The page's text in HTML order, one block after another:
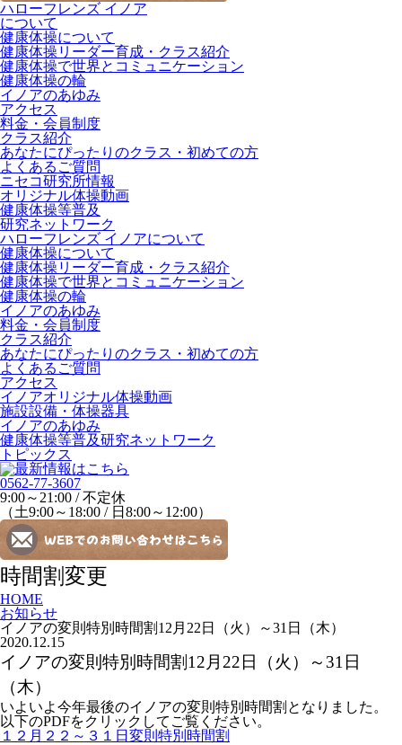
ハローフレンズ イノア
について
健康体操について
健康体操リーダー育成・クラス紹介
健康体操で世界とコミュニケーション
健康体操の輪
イノアのあゆみ
アクセス
料金・会員制度
クラス紹介
あなたにぴったりのクラス・初めての方
よくあるご質問
ニセコ研究所情報
オリジナル体操動画
健康体操等普及
研究ネットワーク
ハローフレンズ イノアについて
健康体操について
健康体操リーダー育成・クラス紹介
健康体操で世界とコミュニケーション
健康体操の輪
イノアのあゆみ
料金・会員制度
クラス紹介
あなたにぴったりのクラス・初めての方
よくあるご質問
アクセス
イノアオリジナル体操動画
施設設備・体操器具
イノアのあゆみ
健康体操等普及研究ネットワーク
トピックス
0562-77-3607
9:00～21:00 / 不定休
（土9:00～18:00 / 日8:00～12:00）
時間割変更
HOME
お知らせ
イノアの変則特別時間割12月22日（火）～31日（木）
2020.12.15
イノアの変則特別時間割12月22日（火）～31日
（木）
いよいよ今年最後のイノアの変則特別時間割となりました。
以下のPDFをクリックしてご覧ください。
１２月２２～３１日変則特別時間割